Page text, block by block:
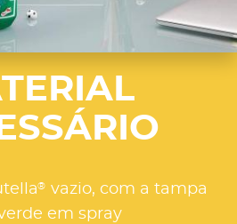
® vazio, com a tampa
verde em spray